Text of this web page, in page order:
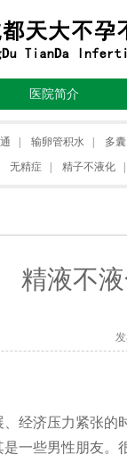
医院简介
输卵管积水 多
无精症 精子不液化
精液不
经济压力紧张的
一些男性朋友。